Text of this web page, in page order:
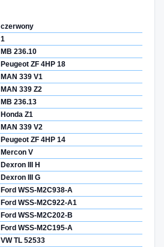
czerwony
1
MB 236.10
Peugeot ZF 4HP 18
MAN 339 V1
MAN 339 Z2
MB 236.13
Honda Z1
MAN 339 V2
Peugeot ZF 4HP 14
Mercon V
Dexron III H
Dexron III G
Ford WSS-M2C938-A
Ford WSS-M2C922-A1
Ford WSS-M2C202-B
Ford WSS-M2C195-A
VW TL 52533